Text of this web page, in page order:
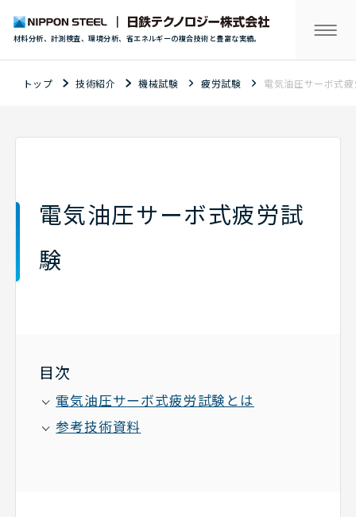
材料分析、計測検査、環境分析、省エネルギーの複合技術と豊富な実績。
トップ 技術紹介 機械試験 疲労試験 電気油圧サーボ式
電気油圧サーボ式疲労試
験
目次
電気油圧サーボ式疲労試験とは
参考技術資料